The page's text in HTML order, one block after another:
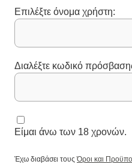
Επιλέξτε όνομα χρήστη:
Διαλέξτε κωδικό
Είμαι άνω των 18 χρονών.
Έχω διαβάσει τουςΌροι και